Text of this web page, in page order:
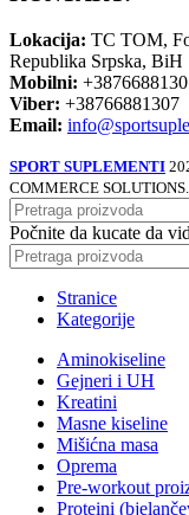
Lokacija: TC TOM,
Republika Srpska, BiH
Mobilni:
Viber: +38766881307
Email:
SPORT SUPLEMENTI
COMMERCE SOLUTIONS.
Počnite da kucate da
Stranice
Kategorije
Aminokiseline
Gejneri i UH
Kreatini
Masne kiseline
Mišićna masa
Oprema
Pre-workout
Proteini